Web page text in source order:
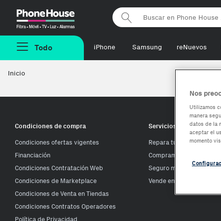
Phonehouse
Todo iPhone Samsung reNuevos
Inicio
Condiciones de compra
Condiciones ofertas vigentes
Financiación
Condiciones Contratación Web
Condiciones de Marketplace
Condiciones de Venta en Tiendas
Condiciones Contratos Operadores
Política de Privacidad
Servicios Phone House
Repara tu móvil
Compramos tu móvil
Seguro móvil
Vende en Phone House
Nos
Utilizamos
manera
datos de la
aceptar el
momento